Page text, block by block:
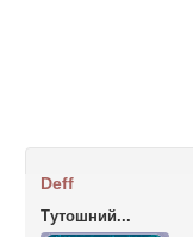
Deff
Тутошний...